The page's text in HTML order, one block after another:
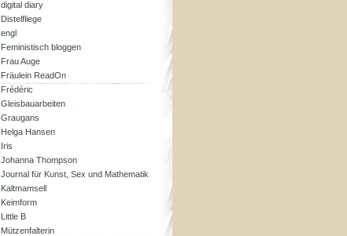
digital diary
Distelfliege
engl
Feministisch bloggen
Frau Auge
Fräulein ReadOn
Frédéric
Gleisbauarbeiten
Graugans
Helga Hansen
Iris
Johanna Thompson
Journal für Kunst, Sex und Mathematik
Kaltmamsell
Keimform
Little B
Mützenfalterin